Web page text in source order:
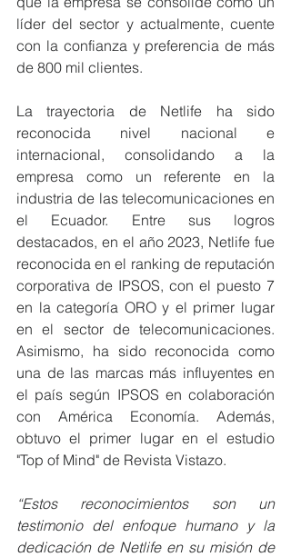
líder del sector y actualmente, cuente
con la confianza y preferencia de más
de 800 mil clientes.
La trayectoria de Netlife ha sido
reconocida nivel nacional e
internacional, consolidando a la
empresa como un referente en la
industria de las telecomunicaciones en
el Ecuador. Entre sus logros
destacados, en el año 2023, Netlife fue
reconocida en el ranking de reputación
corporativa de IPSOS, con el puesto 7
en la categoría ORO y el primer lugar
en el sector de telecomunicaciones.
Asimismo, ha sido reconocida como
una de las marcas más influyentes en
el país según IPSOS en colaboración
con América Economía. Además,
obtuvo el primer lugar en el estudio
"Top of Mind" de Revista Vistazo.
“Estos reconocimientos son un
testimonio del enfoque humano y la
dedicación de Netlife en su misión de